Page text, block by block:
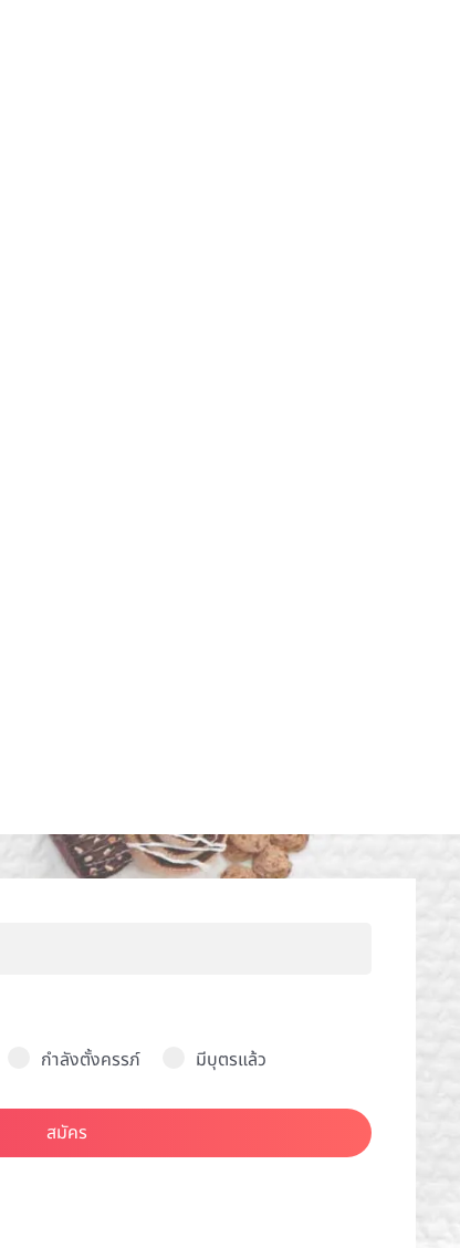
กำลังตั้งครรภ์ มีบุตรแล้ว
สมัคร